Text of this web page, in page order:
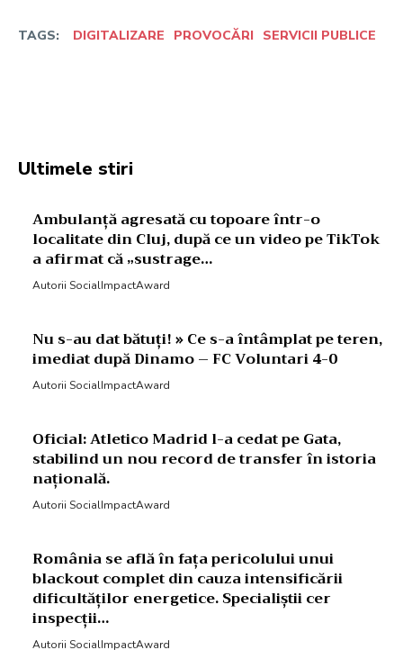
TAGS: DIGITALIZARE PROVOCĂRI SERVICII PUBLICE
Ultimele stiri
Ambulanță agresată cu topoare într-o
localitate din Cluj, după ce un video pe TikTok
a afirmat că „sustrage…
Autorii SocialImpactAward
Nu s-au dat bătuți! » Ce s-a întâmplat pe teren,
imediat după Dinamo – FC Voluntari 4-0
Autorii SocialImpactAward
Oficial: Atletico Madrid l-a cedat pe Gata,
stabilind un nou record de transfer în istoria
națională.
Autorii SocialImpactAward
România se află în fața pericolului unui
blackout complet din cauza intensificării
dificultăților energetice. Specialiștii cer
inspecții…
Autorii SocialImpactAward